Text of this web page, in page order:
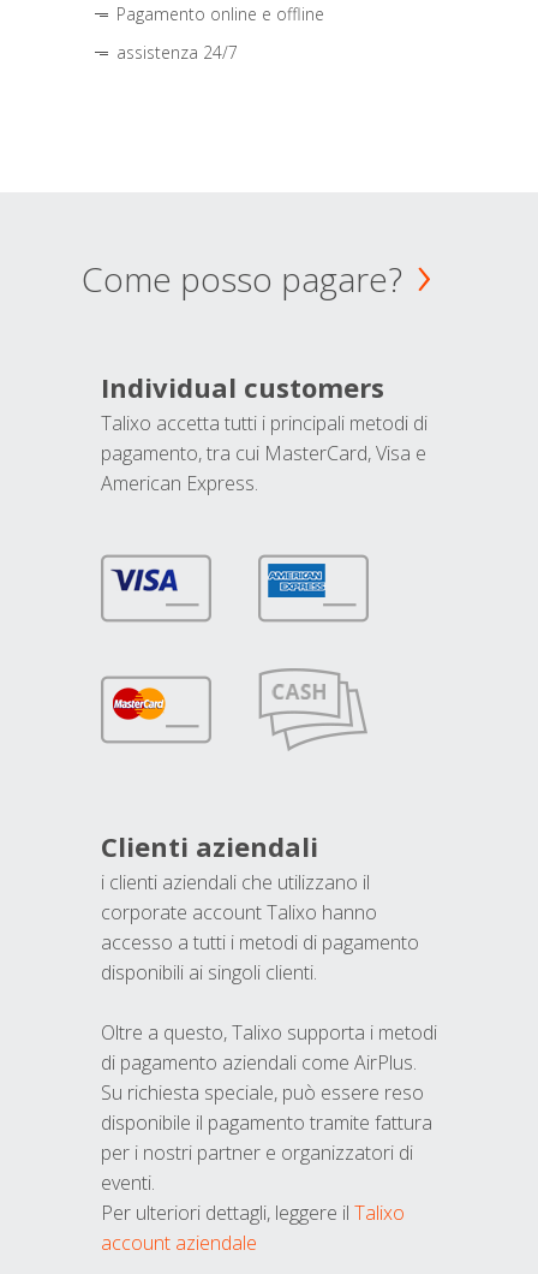
Pagamento online e offline
assistenza 24/7
Come posso pagare?
Individual customers
Talixo accetta tutti i principali metodi di
pagamento, tra cui MasterCard, Visa e
American Express.
Clienti aziendali
i clienti aziendali che utilizzano il
corporate account Talixo hanno
accesso a tutti i metodi di pagamento
disponibili ai singoli clienti.
Oltre a questo, Talixo supporta i metodi
di pagamento aziendali come AirPlus.
Su richiesta speciale, può essere reso
disponibile il pagamento tramite fattura
per i nostri partner e organizzatori di
eventi.
Per ulteriori dettagli, leggere il Talixo
account aziendale